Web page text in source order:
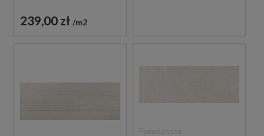
239,00 zł m2